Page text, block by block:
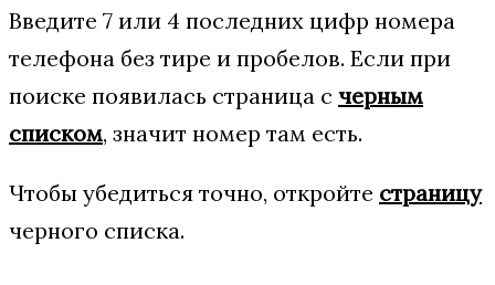
Введите 7 или 4 последних цифр номера
телефона без тире и пробелов. Если при
поиске появилась страница с черным
списком, значит номер там есть.
Чтобы убедиться точно, откройте страницу
черного списка.